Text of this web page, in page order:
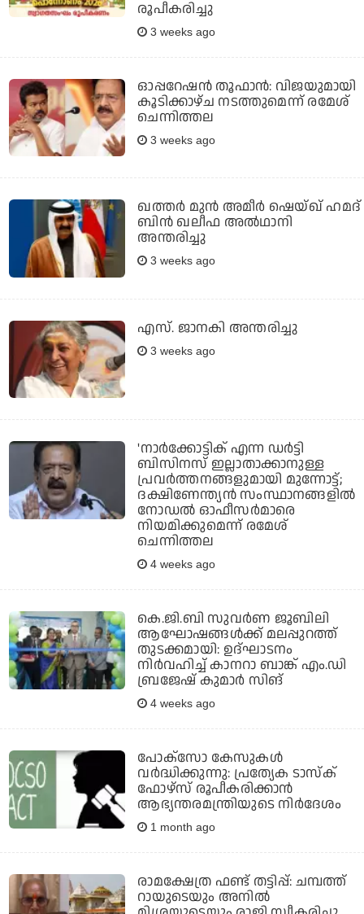
രൂപീകരിച്ചു
3 weeks ago
ഓപ്പറേഷന്‍ തൂഫാന്‍: വിജയുമായി
കൂടിക്കാഴ്ച നടത്തുമെന്ന് രമേശ്
ചെന്നിത്തല
3 weeks ago
ഖത്തര്‍ മുന്‍ അമീര്‍ ഷെയ്ഖ് ഹമദ്
ബിന്‍ ഖലീഫ അല്‍ഥാനി
അന്തരിച്ചു
3 weeks ago
എസ്. ജാനകി അന്തരിച്ചു
3 weeks ago
'നാര്‍ക്കോട്ടിക് എന്ന ഡര്‍ട്ടി
ബിസിനസ് ഇല്ലാതാക്കാനുള്ള
പ്രവര്‍ത്തനങ്ങളുമായി മുന്നോട്ട്;
ദക്ഷിണേന്ത്യന്‍ സംസ്ഥാനങ്ങളില്‍
നോഡല്‍ ഓഫീസര്‍മാരെ
നിയമിക്കുമെന്ന് രമേശ്
ചെന്നിത്തല
4 weeks ago
കെ.ജി.ബി സുവര്‍ണ ജൂബിലി
ആഘോഷങ്ങള്‍ക്ക് മലപ്പുറത്ത്
തുടക്കമായി: ഉദ്ഘാടനം
നിര്‍വഹിച്ച് കാനറാ ബാങ്ക് എം.ഡി
ബ്രജേഷ് കുമാര്‍ സിങ്
4 weeks ago
പോക്‌സോ കേസുകൾ
വർദ്ധിക്കുന്നു: പ്രത്യേക ടാസ്‌ക്
ഫോഴ്‌സ് രൂപീകരിക്കാൻ
ആഭ്യന്തരമന്ത്രിയുടെ നിർദേശം
1 month ago
രാമക്ഷേത്ര ഫണ്ട് തട്ടിപ്പ്: ചമ്പത്ത്
റായുടെയും അനില്‍